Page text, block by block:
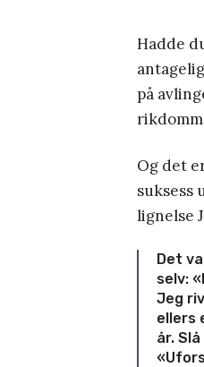
Hadde
på
Og det
suksess
lignelse
Det
selv:
Jeg
ellers
år.